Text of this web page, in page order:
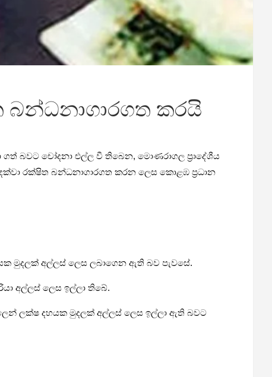
බන්ධනාගාරගත කරයි
බවට චෝදනා එල්ල වී තිබෙන, මොණරාගල ප්‍රාදේශීය
රක්ෂිත බන්ධනාගාරගත කරන ලෙස කොළඹ ප්‍රධාන
මුදලක් අල්ලස් ලෙස ලබාගෙන ඇති බව පැවසේ.
අල්ලස් ලෙස ඉල්ලා තිබේ.
ලක්ෂ දහයක මුදලක් අල්ලස් ලෙස ඉල්ලා ඇති බවට